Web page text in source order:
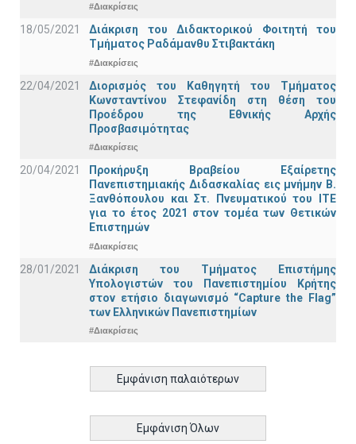
#Διακρίσεις
18/05/2021
Διάκριση του Διδακτορικού Φοιτητή του
Τμήματος Ραδάμανθυ Στιβακτάκη
#Διακρίσεις
22/04/2021
Διορισμός του Καθηγητή του Τμήματος
Κωνσταντίνου Στεφανίδη στη θέση του
Προέδρου της Εθνικής Αρχής
Προσβασιμότητας
#Διακρίσεις
20/04/2021
Προκήρυξη Βραβείου Εξαίρετης
Πανεπιστημιακής Διδασκαλίας εις μνήμην Β.
Ξανθόπουλου και Στ. Πνευματικού του ΙΤΕ
για το έτος 2021 στον τομέα των Θετικών
Επιστημών
#Διακρίσεις
28/01/2021
Διάκριση του Τμήματος Επιστήμης
Υπολογιστών του Πανεπιστημίου Κρήτης
στον ετήσιο διαγωνισμό “Capture the Flag”
των Ελληνικών Πανεπιστημίων
#Διακρίσεις
Εμφάνιση παλαιότερων
Εμφάνιση Όλων